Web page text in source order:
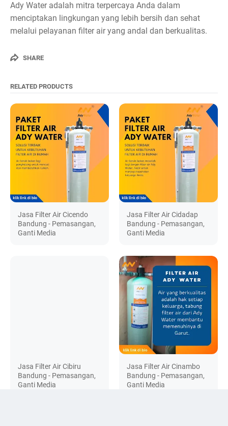
Ady Water adalah mitra terpercaya Anda dalam
menciptakan lingkungan yang lebih bersih dan sehat
melalui pelayanan filter air yang andal dan berkualitas.
SHARE
RELATED PRODUCTS
Jasa Filter Air Cicendo
Bandung - Pemasangan,
Ganti Media
Jasa Filter Air Cidadap
Bandung - Pemasangan,
Ganti Media
Jasa Filter Air Cibiru
Bandung - Pemasangan,
Ganti Media
Jasa Filter Air Cinambo
Bandung - Pemasangan,
Ganti Media